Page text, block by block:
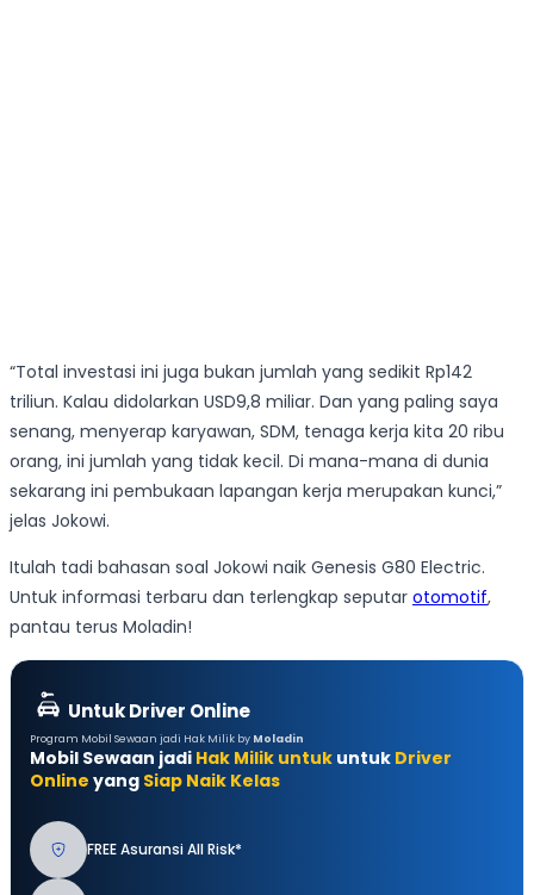
“Total investasi ini juga bukan jumlah yang sedikit Rp142
triliun. Kalau didolarkan USD9,8 miliar. Dan yang paling saya
senang, menyerap karyawan, SDM, tenaga kerja kita 20 ribu
orang, ini jumlah yang tidak kecil. Di mana-mana di dunia
sekarang ini pembukaan lapangan kerja merupakan kunci,”
jelas Jokowi.
Itulah tadi bahasan soal Jokowi naik Genesis G80 Electric.
Untuk informasi terbaru dan terlengkap seputar otomotif,
pantau terus Moladin!
Untuk Driver Online
Program Mobil Sewaan jadi Hak Milik by Moladin
Mobil Sewaan jadi Hak Milik untuk untuk Driver
Online yang Siap Naik Kelas
FREE Asuransi All Risk*